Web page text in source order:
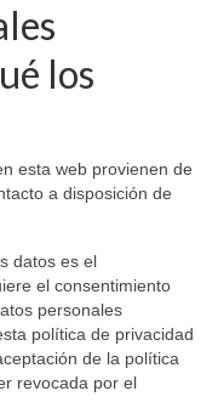
los
esta web provienen de
a disposición de
datos es el
el consentimiento
personales
política de privacidad
de la política
revocada por el